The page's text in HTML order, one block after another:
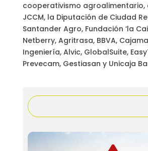
cooperativismo agroalimentario,
JCCM, la Diputación de Ciudad
Santander Agro, Fundación ‘la
Netberry, Agritrasa, BBVA,
Ingeniería, Alvic, GlobalSuite,
Prevecam, Gestiasan y Unicaja